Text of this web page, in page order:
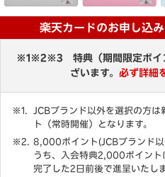
楽天カードのお申し込
※1※2※3 特典（期間限定ポイ
ざいます。 必ず詳細
JCBブランド以外を選択の方
ト（常時開催）となります。
8,000ポイント(JCBブランド
うち、入会特典2,000ポイン
完了した2日前後で進呈いたし